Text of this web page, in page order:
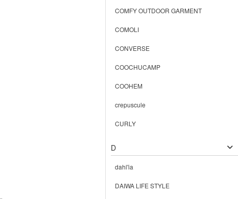
COMFY OUTDOOR GARMENT
COMOLI
CONVERSE
COOCHUCAMP
COOHEM
crepuscule
CURLY
D
dahl'ia
DAIWA LIFE STYLE